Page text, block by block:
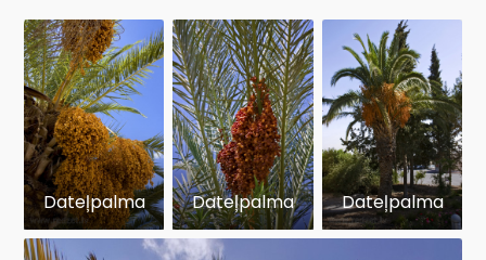
Dateļpalma Dateļpalma Dateļpalma